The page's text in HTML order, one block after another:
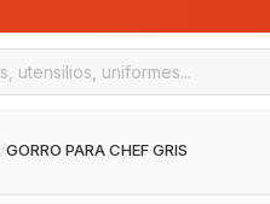
/GORRO PARA CHEF GRIS